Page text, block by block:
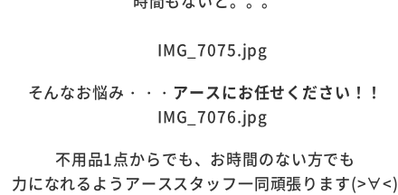
そんなお悩み・・・ アースにお任せください！！
不用品1点からでも、お時間のない方でも
力になれるようアーススタッフ一同頑張ります(>∀<)